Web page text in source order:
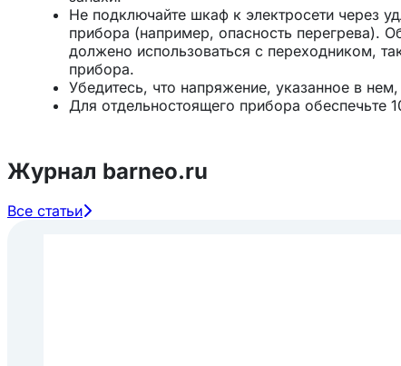
Не подключайте шкаф к электросети через
прибора (например, опасность перегрева).
должено использоваться с переходником,
прибора.
Убедитесь, что напряжение, указанное в
Для отдельностоящего прибора обеспечьте
шкафа и сверху, чтобы обеспечить
чтобы вентиляционное отверстие в
Журнал barneo.ru
Все статьи